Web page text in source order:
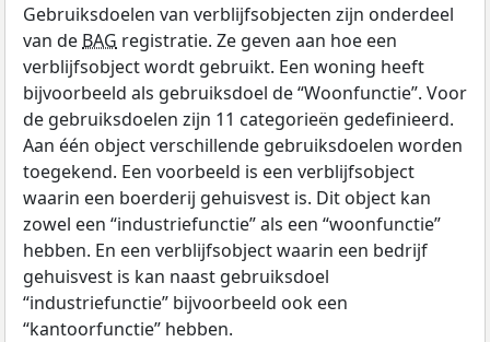
Gebruiksdoelen van verblijfsobjecten zijn onderdeel
van de BAG registratie. Ze geven aan hoe een
verblijfsobject wordt gebruikt. Een woning heeft
bijvoorbeeld als gebruiksdoel de “Woonfunctie”. Voor
de gebruiksdoelen zijn 11 categorieën gedefinieerd.
Aan één object verschillende gebruiksdoelen worden
toegekend. Een voorbeeld is een verblijfsobject
waarin een boerderij gehuisvest is. Dit object kan
zowel een “industriefunctie” als een “woonfunctie”
hebben. En een verblijfsobject waarin een bedrijf
gehuisvest is kan naast gebruiksdoel
“industriefunctie” bijvoorbeeld ook een
“kantoorfunctie” hebben.